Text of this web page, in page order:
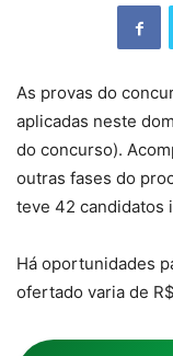
As provas do
aplicadas neste
do concurso).
outras fases do
teve 42 candidatos
Há oportunidades
ofertado varia de